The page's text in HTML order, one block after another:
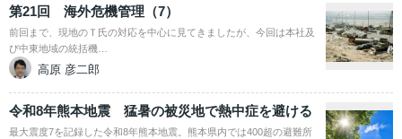
第21回 海外危機管理（7）
前回まで、現地のＴ氏の対応を中心に見てきましたが、今回は本社及
び中東地域の統括機…
高原 彦二郎
令和8年熊本地震 猛暑の被災地で熱中症を避ける
最大震度7を記録した令和8年熊本地震。熊本県内では400超の避難所